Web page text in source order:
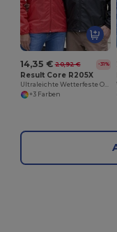
14,35 € 20,92 € -31%
Result Core R205X
+3 Farben